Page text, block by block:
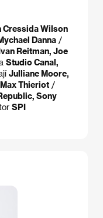
Cressida Wilson
Danna /
Reitman, Joe
Studio Canal,
Julliane Moore,
Thieriot /
Sony
SPI